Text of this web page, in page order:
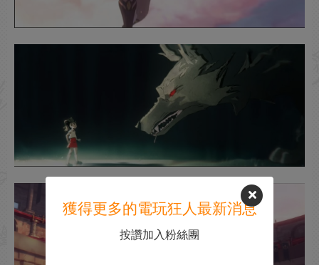
獲得更多的電玩狂人最新消息
按讚加入粉絲團